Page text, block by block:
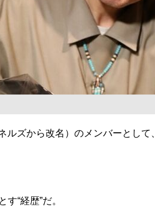
ズから改名）のメンバーとし
“経歴”だ。